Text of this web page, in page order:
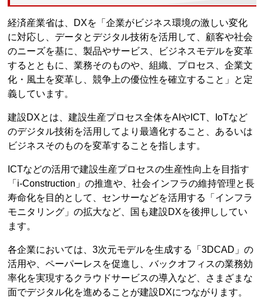
経済産業省は、DXを「企業がビジネス環境の激しい変化
に対応し、データとデジタル技術を活用して、顧客や社会
のニーズを基に、製品やサービス、ビジネスモデルを変革
するとともに、業務そのものや、組織、プロセス、企業文
化・風土を変革し、競争上の優位性を確立すること」と定
義しています。
建設DXとは、建設生産プロセス全体をAIやICT、IoTなど
のデジタル技術を活用してより最適化すること、あるいは
ビジネスそのものを変革することを指します。
ICTなどの活用で建設生産プロセスの生産性向上を目指す
「i-Construction」の推進や、社会インフラの維持管理と長
寿命化を目的として、センサーなどを活用する「インフラ
モニタリング」の拡大など、国も建設DXを後押ししてい
ます。
各企業においては、3次元モデルを生成する「3DCAD」の
活用や、ペーパーレスを促進し、バックオフィスの業務効
率化を実現するクラウドサービスの導入など、さまざまな
面でデジタル化を進めることが建設DXにつながります。